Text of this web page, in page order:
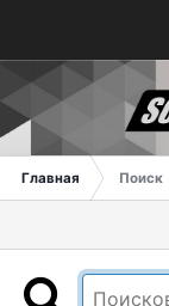
Главная Поиск